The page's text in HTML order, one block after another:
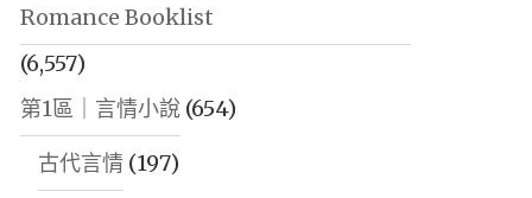
Romance Booklist
(6,557)
第1區｜言情小說(654)
古代言情(197)